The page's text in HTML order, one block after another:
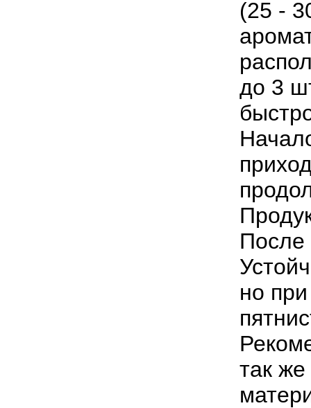
(25 -
до 3
После
но
так